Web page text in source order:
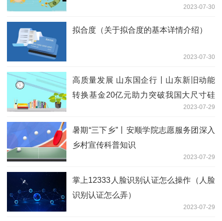
2023-07-30
拟合度（关于拟合度的基本详情介绍）
2023-07-30
高质量发展 山东国企行丨山东新旧动能
转换基金20亿元助力突破我国大尺寸硅
2023-07-29
暑期“三下乡”丨安顺学院志愿服务团深入
乡村宣传科普知识
2023-07-29
掌上12333人脸识别认证怎么操作（人脸
识别认证怎么弄）
2023-07-29